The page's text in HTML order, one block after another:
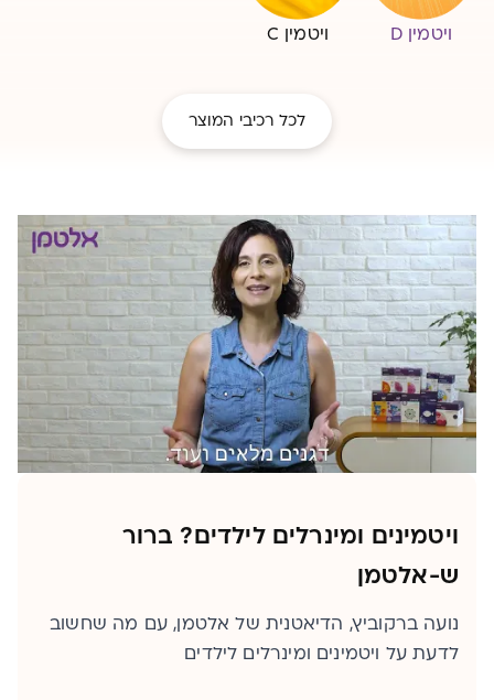
ויטמין D ויטמין C
לכל רכיבי המוצר
ויטמינים ומינרלים לילדים? ברור
ש-אלטמן
נועה ברקוביץ, הדיאטנית של אלטמן, עם מה שחשוב
לדעת על ויטמינים ומינרלים לילדים